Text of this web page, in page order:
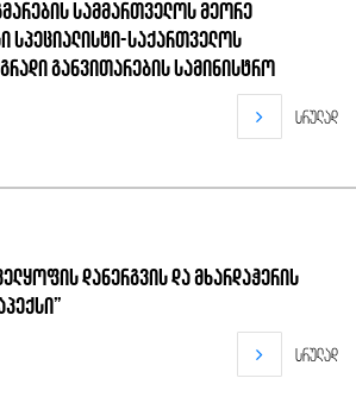
სამმართველოს მეორე
სპეციალისტი-საქართველოს
განვითარების სამინისტრო
სრულად
დანერგვის და მხარდაჭერის
სრულად